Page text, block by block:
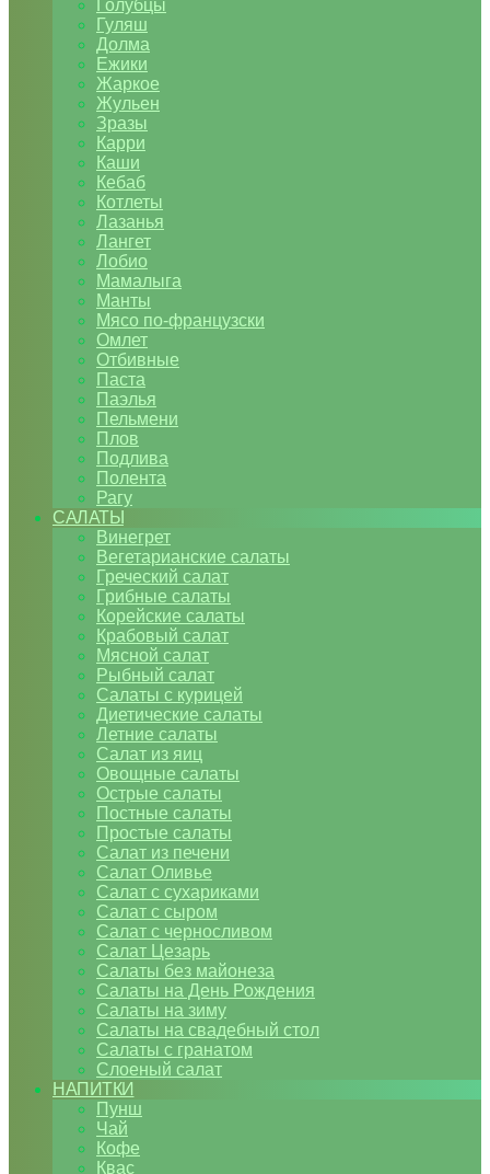
Голубцы
Гуляш
Долма
Ежики
Жаркое
Жульен
Зразы
Карри
Каши
Кебаб
Котлеты
Лазанья
Лангет
Лобио
Мамалыга
Манты
Мясо по-французски
Омлет
Отбивные
Паста
Паэлья
Пельмени
Плов
Подлива
Полента
Рагу
САЛАТЫ
Винегрет
Вегетарианские салаты
Греческий салат
Грибные салаты
Корейские салаты
Крабовый салат
Мясной салат
Рыбный салат
Салаты с курицей
Диетические салаты
Летние салаты
Салат из яиц
Овощные салаты
Острые салаты
Постные салаты
Простые салаты
Салат из печени
Салат Оливье
Салат с сухариками
Салат с сыром
Салат с черносливом
Салат Цезарь
Салаты без майонеза
Салаты на День Рождения
Салаты на зиму
Салаты на свадебный стол
Салаты с гранатом
Слоеный салат
НАПИТКИ
Пунш
Чай
Кофе
Квас